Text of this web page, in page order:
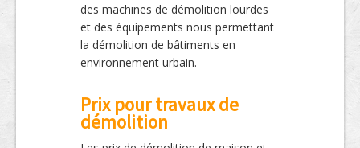
des machines de démolition lourdes
et des équipements nous permettant
la démolition de bâtiments en
environnement urbain.
Prix pour travaux de
démolition